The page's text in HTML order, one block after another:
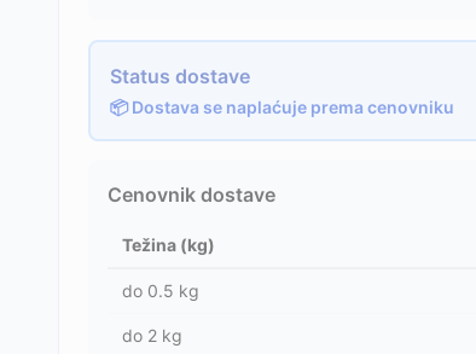
Status dostave
📦 Dostava se naplaćuje prema cenovniku
Cenovnik dostave
Težina (kg)
do 0.5 kg
do 2 kg